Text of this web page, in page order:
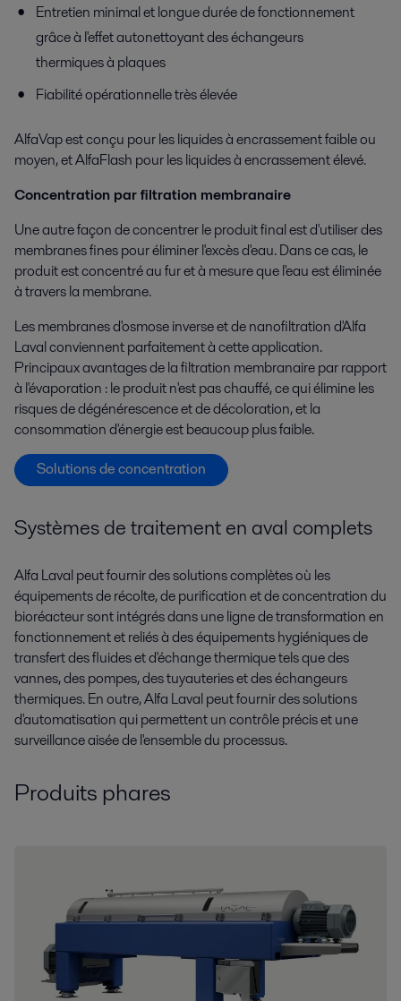
Entretien minimal et longue durée de fonctionnement
grâce à l'effet autonettoyant des échangeurs
thermiques à plaques
Fiabilité opérationnelle très élevée
AlfaVapest conçu pour les liquides à encrassement faible ou
moyen, etAlfaFlash pour les liquides à encrassement élevé.
Concentration par filtration membranaire
Une autre façon de concentrer le produit final est d'utiliser des
membranesfines pour éliminer l'excès d'eau. Dans ce cas, le
produit est concentré au fur et à mesure que l'eau est éliminée
à travers la membrane.
Les membranes d'osmose inverse et de nanofiltration d'Alfa
Lavalconviennent parfaitement à cette application.
Principaux avantages de la filtration membranaire par rapport
à l'évaporation : le produit n'est pas chauffé, ce qui élimine les
risques de dégénérescence et de décoloration, et la
consommation d'énergie est beaucoup plus faible.
Solutions de concentration
Systèmes de traitement en aval complets
Alfa Laval peut fournir des solutions complètes où les
équipements de récolte, de purification et de concentration du
bioréacteur sont intégrés dans une ligne de transformation en
fonctionnement et reliés à des équipements hygiéniques de
transfert des fluides et d'échange thermique tels que des
vannes, des pompes, des tuyauteries et des échangeurs
thermiques. En outre, Alfa Laval peut fournir des solutions
d'automatisation qui permettent un contrôle précis et une
surveillance aisée de l'ensemble du processus.
Produits phares